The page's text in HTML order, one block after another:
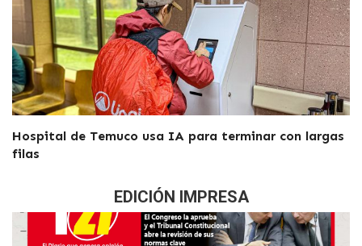
Hospital de Temuco usa IA para terminar con largas
filas
EDICIÓN IMPRESA